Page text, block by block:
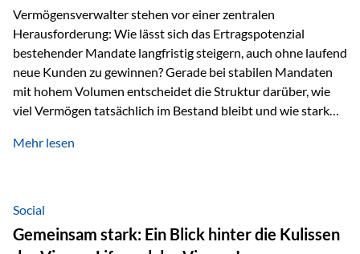
Vermögensverwalter stehen vor einer zentralen
Herausforderung: Wie lässt sich das Ertragspotenzial
bestehender Mandate langfristig steigern, auch ohne laufend
neue Kunden zu gewinnen? Gerade bei stabilen Mandaten
mit hohem Volumen entscheidet die Struktur darüber, wie
viel Vermögen tatsächlich im Bestand bleibt und wie stark
Beispiel verdeutlicht diese Wirkung besonders deutlich.
hinzukommen, spielt nicht nur die Rendite eine Rolle. Auch
steuerliche Effekte haben einen erheblichen Einfluss auf…
Mehr lesen
Social
Gemeinsam stark: Ein Blick hinter die Kulissen